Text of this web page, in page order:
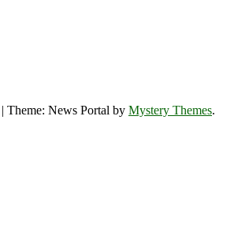
| Theme: News Portal by Mystery Themes.